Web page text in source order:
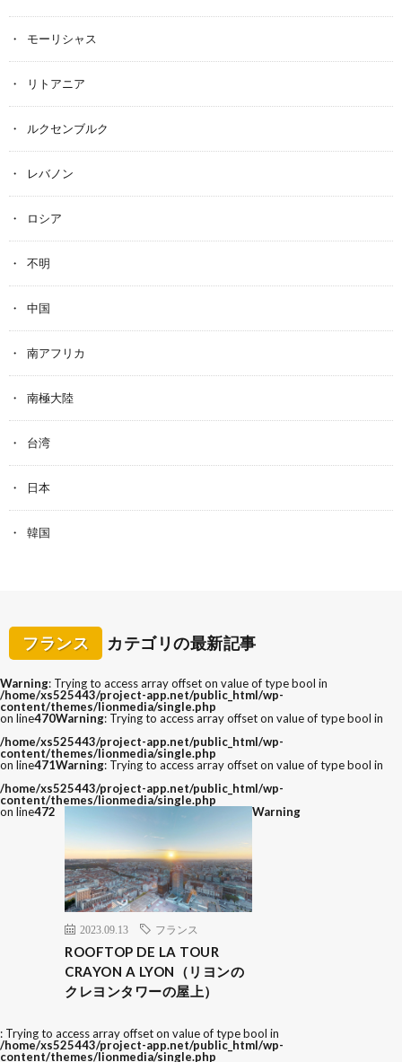
モーリシャス
リトアニア
ルクセンブルク
レバノン
ロシア
不明
中国
南アフリカ
南極大陸
台湾
日本
韓国
フランス カテゴリの最新記事
Warning: Trying to access array offset on value of type bool in
/home/xs525443/project-app.net/public_html/wp-
content/themes/lionmedia/single.php
on line470Warning: Trying to access array offset on value of type bool in
/home/xs525443/project-app.net/public_html/wp-
content/themes/lionmedia/single.php
on line471Warning: Trying to access array offset on value of type bool in
/home/xs525443/project-app.net/public_html/wp-
content/themes/lionmedia/single.php
on line472
2023.09.13 フランス
ROOFTOP DE LA TOUR
CRAYON A LYON（リヨンの
クレヨンタワーの屋上）
Warning
: Trying to access array offset on value of type bool in
/home/xs525443/project-app.net/public_html/wp-
content/themes/lionmedia/single.php